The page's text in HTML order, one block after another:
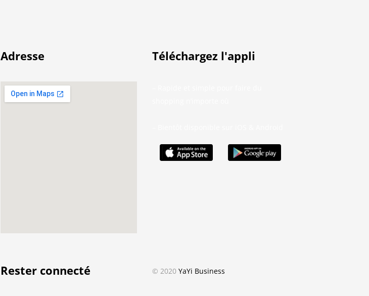
Adresse Téléchargez l'appli
Rester connecté © 2020 YaYi Business